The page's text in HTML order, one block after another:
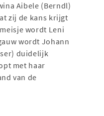
Aibele (Berndl)
zij de kans krijgt
wordt Leni
wordt Johann
duidelijk
met haar
van de